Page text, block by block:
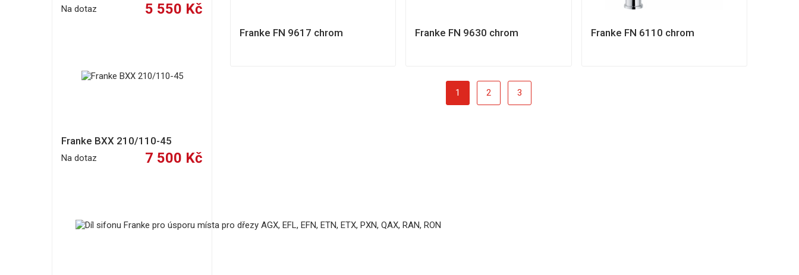
Franke FN 9617 chrom Franke FN 9630 chrom Franke FN 6110 chrom
1 2 3
Na dotaz 5 550 Kč
Franke BXX 210/110-45
Na dotaz 7 500 Kč